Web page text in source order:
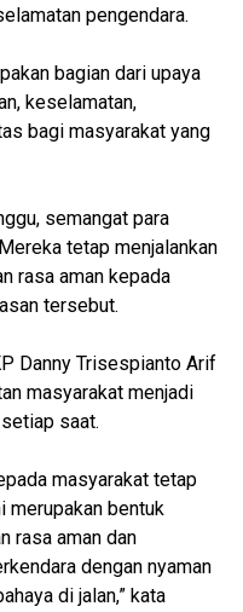
pengendara.
bagian dari upaya
keselamatan,
bagi masyarakat yang
semangat para
tetap menjalankan
rasa aman kepada
tersebut.
Danny Trisespianto Arif
masyarakat menjadi
saat.
masyarakat tetap
merupakan bentuk
rasa aman dan
dengan nyaman
di jalan,” kata